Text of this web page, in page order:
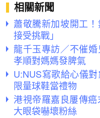
相關新聞
蕭敬騰新加坡開工
接受挑戰」
龍千玉專訪／不催
孝順對媽媽發脾氣
U:NUS寫歌給心儀
限量球鞋當禮物
港視帝羅嘉良屢傳
大眼袋嚇壞粉絲